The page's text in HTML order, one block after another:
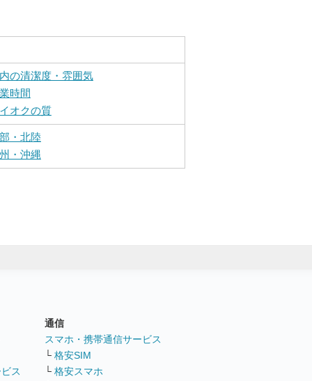
の清潔度・雰囲気
時間
オクの質
・北陸
・沖縄
ス
通信
スマホ・携帯通信サービス
└ 格安SIM
└ 格安スマホ